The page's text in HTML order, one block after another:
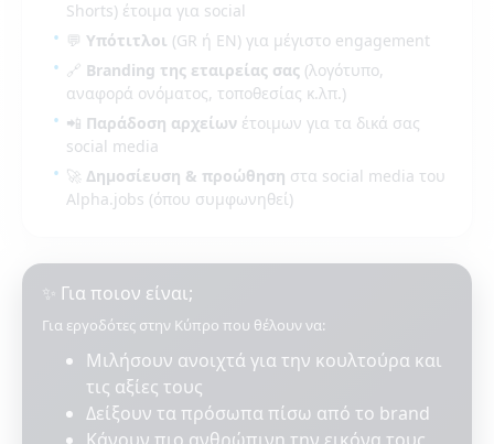
Shorts) έτοιμα για social
💬 Υπότιτλοι (GR ή EN) για μέγιστο engagement
🔗 Branding της εταιρείας σας (λογότυπο,
αναφορά ονόματος, τοποθεσίας κ.λπ.)
📲 Παράδοση αρχείων έτοιμων για τα δικά σας
social media
🚀 Δημοσίευση & προώθηση στα social media του
Alpha.jobs (όπου συμφωνηθεί)
✨ Για ποιον είναι;
Για εργοδότες στην Κύπρο που θέλουν να:
Μιλήσουν ανοιχτά για την κουλτούρα και
τις αξίες τους
Δείξουν τα πρόσωπα πίσω από το brand